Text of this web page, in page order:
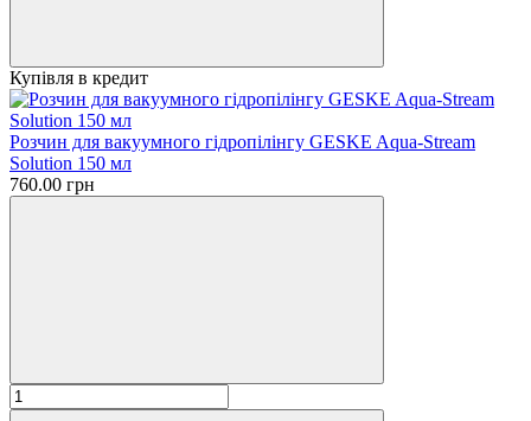
Купівля в кредит
Розчин для вакуумного гідропілінгу GESKE Aqua-Stream
Solution 150 мл
760.00 грн